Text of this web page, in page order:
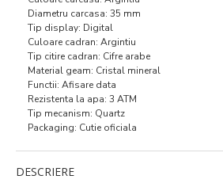
Diametru carcasa: 35 mm
Tip display: Digital
Culoare cadran: Argintiu
Tip citire cadran: Cifre arabe
Material geam: Cristal mineral
Functii: Afisare data
Rezistenta la apa: 3 ATM
Tip mecanism: Quartz
Packaging: Cutie oficiala
DESCRIERE